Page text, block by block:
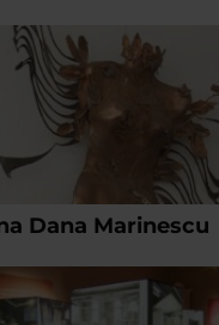
Dana Marinescu